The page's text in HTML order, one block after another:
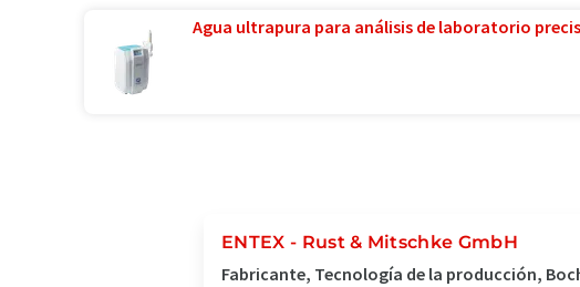
Agua ultrapura para análisis de laboratorio
ENTEX - Rust & Mitschke GmbH
Fabricante, Tecnología de la producción,